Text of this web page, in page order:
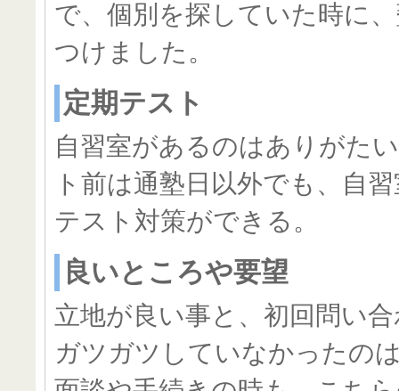
で、個別を探していた時に
つけました。
定期テスト
自習室があるのはありがた
ト前は通塾日以外でも、自
テスト対策ができる。
良いところや要望
立地が良い事と、初回問い
ガツガツしていなかったの